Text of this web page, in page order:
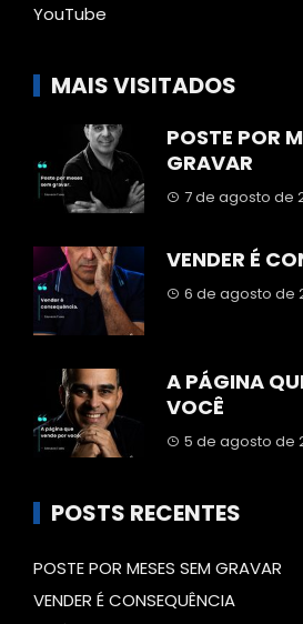
YouTube
MAIS VISITADOS
POSTE POR
GRAVAR
7 de agosto de
VENDER É
6 de agosto de
A PÁGINA
VOCÊ
5 de agosto de
POSTS RECENTES
POSTE POR MESES SEM GRAVAR
VENDER É CONSEQUÊNCIA